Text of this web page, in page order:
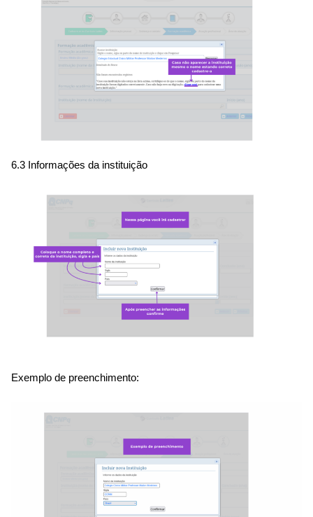
6.3 Informações da instituição
Exemplo de preenchimento: